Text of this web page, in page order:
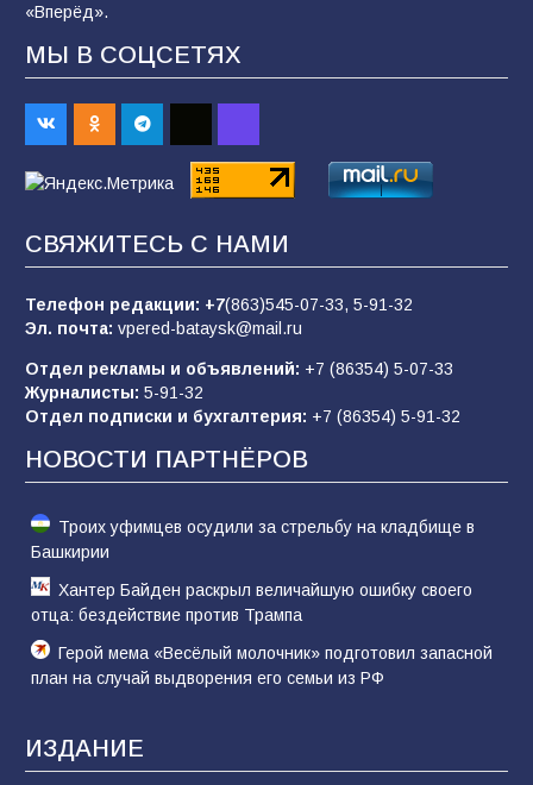
89
«Слухами Москву не возьмёшь»: почему
заявления Киева о мобилизации — это
отчаяние, а не разведка
83 02.08.2026
Батайчане вышли в финал Всероссийского
конкурса «Большая перемена»
62 04.08.2026
Командовал боем до последнего: герой
61 05.08.2026
«Вперёд».
МЫ В СОЦСЕТЯХ
СВЯЖИТЕСЬ С НАМИ
Телефон редакции: +7(863)545-07-33, 5-91-32
Эл. почта: vpered-bataysk@mail.ru
Отдел рекламы и объявлений: +7 (86354) 5-07-33
Журналисты: 5-91-32
Отдел подписки и бухгалтерия: +7 (86354) 5-91-32
НОВОСТИ ПАРТНЁРОВ
Троих уфимцев осудили за стрельбу на кладбище в
Башкирии
Хантер Байден раскрыл величайшую ошибку своего
отца: бездействие против Трампа
Герой мема «Весёлый молочник» подготовил запасной
план на случай выдворения его семьи из РФ
ИЗДАНИЕ